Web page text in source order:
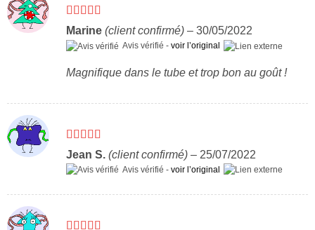
Note5sur 5
Marine (client confirmé) – 30/05/2022
Avis vérifié - voir l’original
Magnifique dans le tube et trop bon au goût !
Note5sur 5
Jean S. (client confirmé) – 25/07/2022
Avis vérifié - voir l’original